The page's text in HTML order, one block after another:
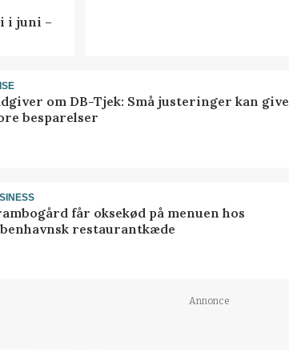
i juni –
om DB-Tjek: Små justeringer kan give
besparelser
får oksekød på menuen hos
restaurantkæde
Annonce